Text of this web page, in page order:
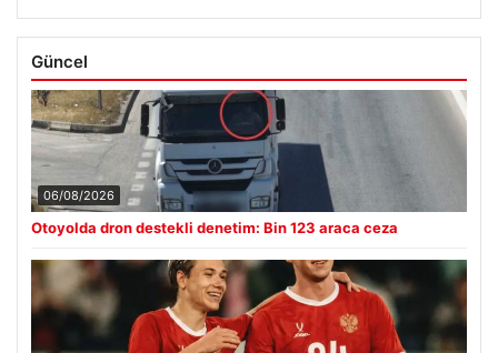
Güncel
06/08/2026
Otoyolda dron destekli denetim: Bin 123 araca ceza